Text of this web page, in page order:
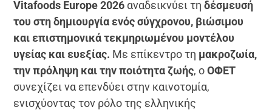
Vitafoods Europe 2026 αναδεικνύει τηδέσμευσή
του στη δημιουργία ενός σύγχρονου, βιώσιμου
και επιστημονικά τεκμηριωμένου μοντέλου
υγείας και ευεξίας. Με επίκεντρο τη μακροζωία,
την πρόληψη και την ποιότητα ζωής, οΟΦΕΤ
συνεχίζει να επενδύει στην καινοτομία,
ενισχύοντας τον ρόλο της ελληνικής